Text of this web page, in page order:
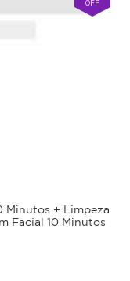
OFF
Minutos + Limpeza
Facial 10 Minutos